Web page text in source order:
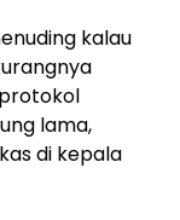
kalau
lama,
di kepala